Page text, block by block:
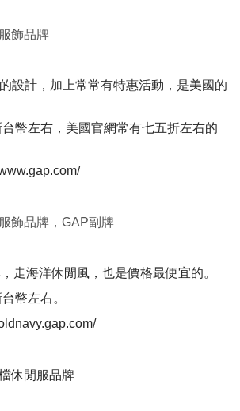
設計，加上常常有特惠活動，是美國的
幣左右，美國官網常有七五折左右的
走海洋休閒風，也是價格最便宜的。
幣左右。